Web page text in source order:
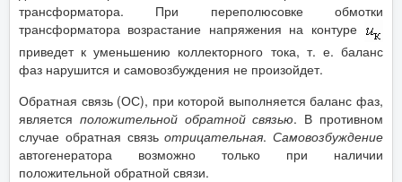
трансформатора. При переполюсовке обмотки
трансформатора возрастание напряжения на контуре
приведет к уменьшению коллекторного тока, т. е. баланс
фаз нарушится и самовозбуждения не произойдет.
Обратная связь (ОС), при которой выполняется баланс фаз,
является положительной обратной связью. В противном
случае обратная связьотрицательная. Самовозбуждение
автогенератора возможно только при наличии
положительной обратной связи.